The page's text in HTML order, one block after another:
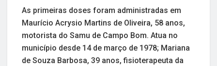
As primeiras doses foram administradas em
Maurício Acrysio Martins de Oliveira, 58 anos,
motorista do Samu de Campo Bom. Atua no
município desde 14 de março de 1978; Mariana
de Souza Barbosa, 39 anos, fisioterapeuta da